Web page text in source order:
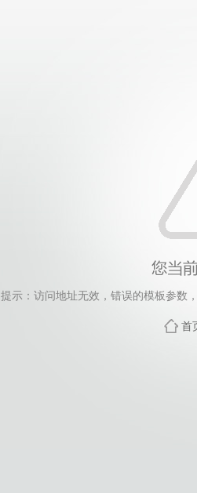
提示：访问地址无效，错误的模板参数
首